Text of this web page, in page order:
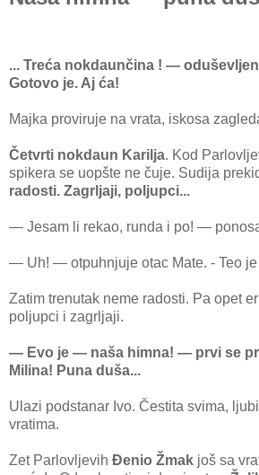
... Treća nokdaunčina ! —
Gotovo je. Aj ća!
Majka proviruje na vrata, iskosa
Četvrti nokdaun Karilja. Kod
spikera se uopšte ne čuje. Sudija
radosti. Zagrljaji, poljupci...
— Jesam li rekao, runda i po! —
— Uh! — otpuhnjuje otac Mate. - Teo je
Zatim trenutak neme radosti. Pa opet
poljupci i zagrljaji.
— Evo je — naša himna! — prvi se
Milina! Puna duša...
Ulazi podstanar Ivo. Čestita svima,
vratima.
Zet Parlovljevih Đenio Žmak još sa